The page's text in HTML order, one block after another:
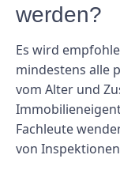
werden?
Es wird
mindestens alle
vom Alter und
Fachleute
von